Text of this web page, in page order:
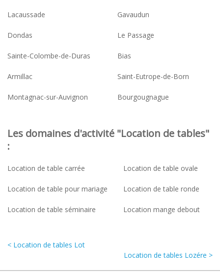
Lacaussade Gavaudun
Dondas Le Passage
Sainte-Colombe-de-Duras Bias
Armillac Saint-Eutrope-de-Born
Montagnac-sur-Auvignon Bourgougnague
Les domaines d'activité "Location de tables"
:
Location de table carrée Location de table ovale
Location de table pour mariage Location de table ronde
Location de table séminaire Location mange debout
< Location de tables Lot
Location de tables Lozére >